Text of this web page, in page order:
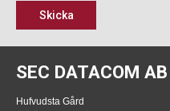
Skicka
SEC DATACOM AB
Hufvudsta Gård